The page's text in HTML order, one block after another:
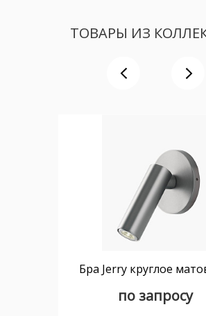
ТОВАРЫ ИЗ
по запросу